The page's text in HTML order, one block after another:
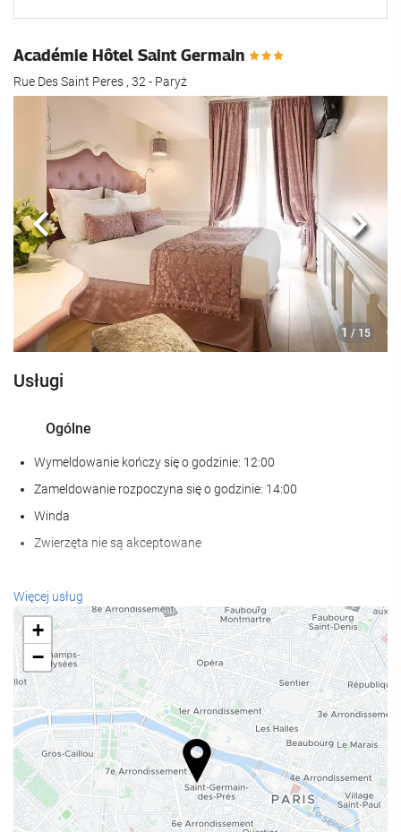
Académie Hôtel Saint Germain
Rue Des Saint Peres , 32 - Paryż
1 / 15
Poprzedni
Usługi
Ogólne
Wymeldowanie kończy się o godzinie: 12:00
Zameldowanie rozpoczyna się o godzinie: 14:00
Winda
Zwierzęta nie są akceptowane
Recepcja
całodobowa recepcja
przechowalnia bagażu
Posiłki i napoje
Bar
internet
Bezpłatne Wi-Fi
Więcej usług
+
−